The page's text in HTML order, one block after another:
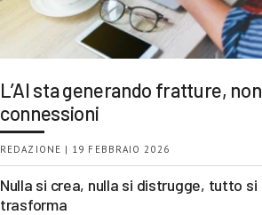
L’AI sta generando fratture, non
connessioni
REDAZIONE | 19 FEBBRAIO 2026
Nulla si crea, nulla si distrugge, tutto si
trasforma